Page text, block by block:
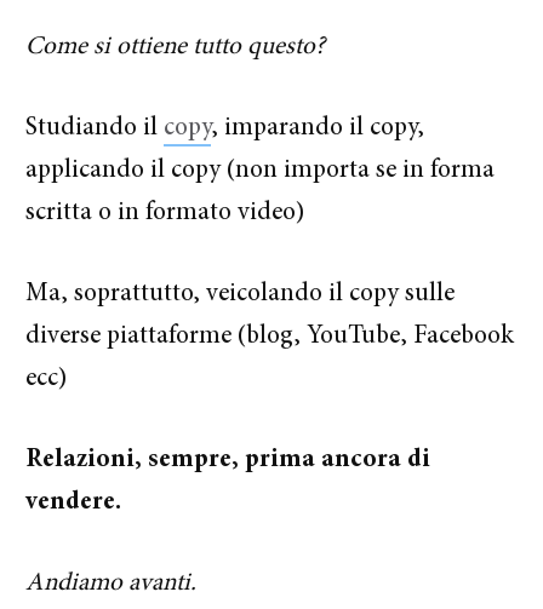
Come si ottiene tutto questo?
Studiando il copy, imparando il copy,
applicando il copy (non importa se in forma
scritta o in formato video)
Ma, soprattutto, veicolando il copy sulle
diverse piattaforme (blog, YouTube, Facebook
ecc)
Relazioni, sempre, prima ancora di
vendere.
Andiamo avanti.